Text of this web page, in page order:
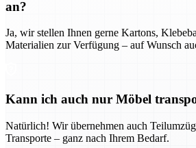
an?
Ja, wir stellen Ihnen gerne Kartons,
Materialien zur Verfügung – auf Wunsch
Kann ich auch nur Möbel
Natürlich! Wir übernehmen auch
Transporte – ganz nach Ihrem Bedarf.